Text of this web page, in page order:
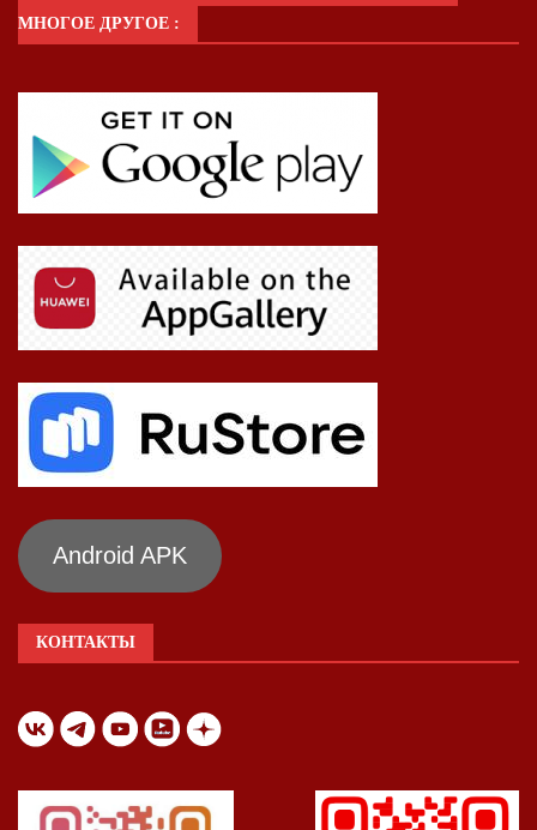
МНОГОЕ ДРУГОЕ :
Android APK
КОНТАКТЫ